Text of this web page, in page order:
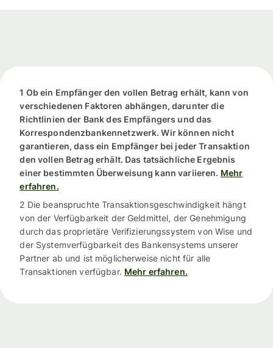
1 Ob ein Empfänger den vollen Betrag erhält, kann von
verschiedenen Faktoren abhängen, darunter die
Richtlinien der Bank des Empfängers und das
Korrespondenzbankennetzwerk. Wir können nicht
garantieren, dass ein Empfänger bei jeder Transaktion
den vollen Betrag erhält. Das tatsächliche Ergebnis
einer bestimmten Überweisung kann variieren. Mehr
erfahren.
2 Die beanspruchte Transaktionsgeschwindigkeit hängt
von der Verfügbarkeit der Geldmittel, der Genehmigung
durch das proprietäre Verifizierungssystem von Wise und
der Systemverfügbarkeit des Bankensystems unserer
Partner ab und ist möglicherweise nicht für alle
Transaktionen verfügbar. Mehr erfahren.